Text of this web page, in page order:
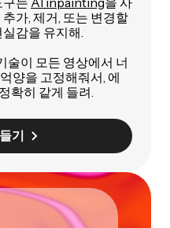
가, 제거, 또는 변경할
감을 유지해.
술이 모든 영상에서 너
양을 고정해줘서, 에
확히 같게 들려.
기